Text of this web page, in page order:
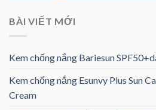
BÀI VIẾT MỚI
Kem chống nắng Bariesun
Kem chống nắng Esunvy Plus Sun
Cream